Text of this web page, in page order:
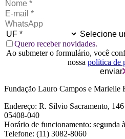
Quero receber novidades.
Ao submeter o formulário, você
nossa política de
enviar
Fundação Lauro Campos e Marielle
Endereço: R. Silvio Sacramento,
05408-040
Horário de funcionamento: segunda
Telefone: (11) 3082-8060